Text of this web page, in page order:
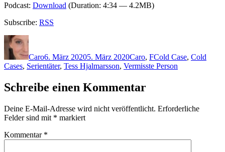
Podcast: Download (Duration: 4:34 — 4.2MB)
Subscribe: RSS
Autor
Caro6. März 20205. März 2020Caro, FCold Case, Cold
Cases, Serientäter, Tess Hjalmarsson, Vermisste Person
Schreibe einen Kommentar
Deine E-Mail-Adresse wird nicht veröffentlicht. Erforderliche
Felder sind mit * markiert
Kommentar *